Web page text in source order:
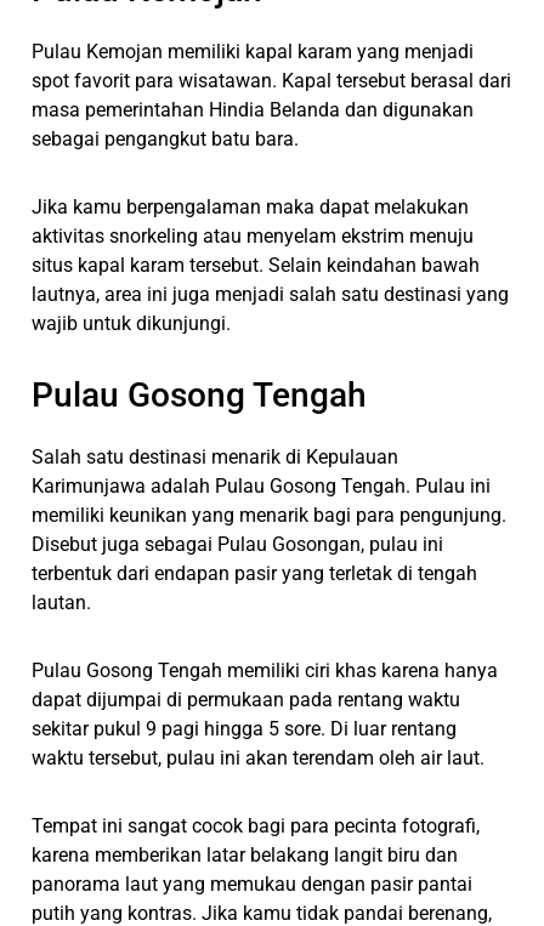
Pulau Kemojan memiliki kapal karam yang menjadi
spot favorit para wisatawan. Kapal tersebut berasal dari
masa pemerintahan Hindia Belanda dan digunakan
sebagai pengangkut batu bara.
Jika kamu berpengalaman maka dapat melakukan
aktivitas snorkeling atau menyelam ekstrim menuju
situs kapal karam tersebut. Selain keindahan bawah
lautnya, area ini juga menjadi salah satu destinasi yang
wajib untuk dikunjungi.
Pulau Gosong Tengah
Salah satu destinasi menarik di Kepulauan
Karimunjawa adalah Pulau Gosong Tengah. Pulau ini
memiliki keunikan yang menarik bagi para pengunjung.
Disebut juga sebagai Pulau Gosongan, pulau ini
terbentuk dari endapan pasir yang terletak di tengah
lautan.
Pulau Gosong Tengah memiliki ciri khas karena hanya
dapat dijumpai di permukaan pada rentang waktu
sekitar pukul 9 pagi hingga 5 sore. Di luar rentang
waktu tersebut, pulau ini akan terendam oleh air laut.
Tempat ini sangat cocok bagi para pecinta fotografi,
karena memberikan latar belakang langit biru dan
panorama laut yang memukau dengan pasir pantai
putih yang kontras. Jika kamu tidak pandai berenang,